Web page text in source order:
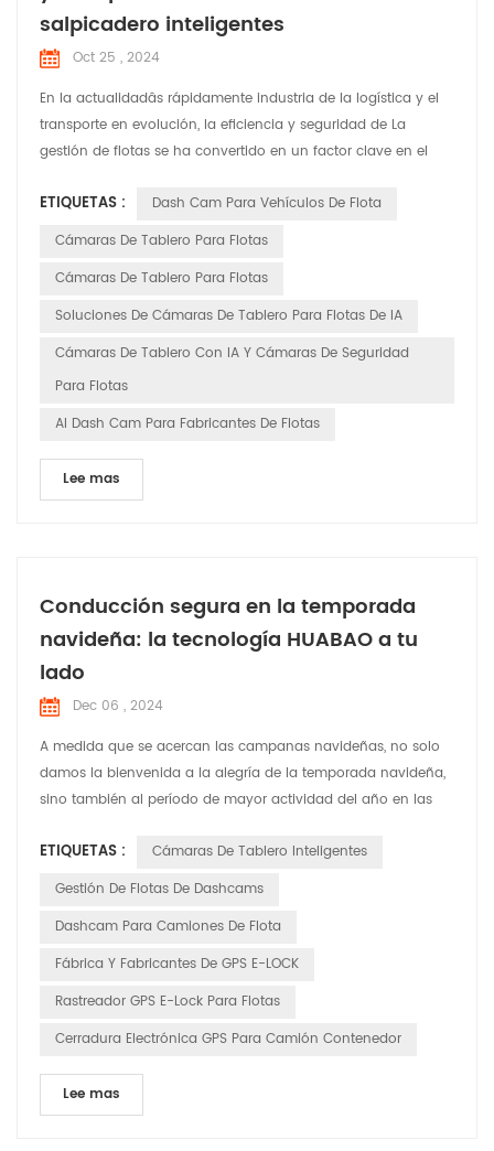
salpicadero inteligentes
Oct 25 , 2024
En la actualidadâs rápidamente industria de la logística y el
transporte en evolución, la eficiencia y seguridad de La
gestión de flotas se ha convertido en un factor clave en el
los avances tecnológicos, las cámaras de tablero inteligentes
tienen transformado de simples herramientas de grabación
ETIQUETAS :
Dash Cam Para Vehículos De Flota
Cámaras De Tablero Para Flotas
Cámaras De Tablero Para Flotas
Soluciones De Cámaras De Tablero Para Flotas De IA
Cámaras De Tablero Con IA Y Cámaras De Seguridad
Para Flotas
AI Dash Cam Para Fabricantes De Flotas
Lee mas
Conducción segura en la temporada
navideña: la tecnología HUABAO a tu
lado
Dec 06 , 2024
A medida que se acercan las campanas navideñas, no solo
damos la bienvenida a la alegría de la temporada navideña,
sino también al período de mayor actividad del año en las
HUABAO Technology, un fabricante líder de grabadoras de
conducción y productos GPS elock, se compromete a
ETIQUETAS :
Cámaras De Tablero Inteligentes
Gestión De Flotas De Dashcams
Dashcam Para Camiones De Flota
Fábrica Y Fabricantes De GPS E-LOCK
Rastreador GPS E-Lock Para Flotas
Cerradura Electrónica GPS Para Camión Contenedor
Lee mas